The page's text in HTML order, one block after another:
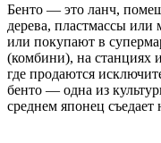
Бенто — это ланч,
дерева, пластмассы или
или покупают в
(комбини), на станциях
где продаются
бенто — одна из
среднем японец съедает